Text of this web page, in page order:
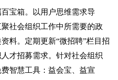
箱。以用户思维需求导
社会组织工作中所需要的政
料。定期更新“微招聘”栏目招
才招募需求。针对社会组织
智慧工具：益会宝、益宣